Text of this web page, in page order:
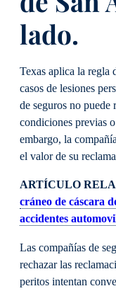
lado.
Texas aplica la regla
casos de lesiones
de seguros no puede
condiciones previas
embargo, la
el valor de su
ARTÍCULO
cráneo de cáscara
accidentes
Las compañías de
rechazar las
peritos intentan